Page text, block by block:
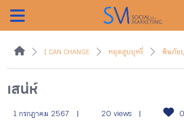
ค้นหา
หน้าแรกแคมเปญ
I CAN CHANGE หยุดสูบบุหรี่ พิษภัย
เสน่ห์
1 กรกฎาคม 2567 20 views 0